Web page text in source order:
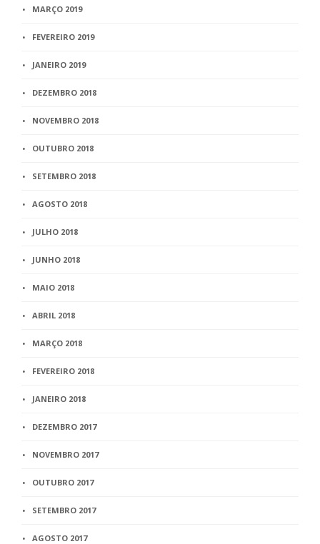
MARÇO 2019
FEVEREIRO 2019
JANEIRO 2019
DEZEMBRO 2018
NOVEMBRO 2018
OUTUBRO 2018
SETEMBRO 2018
AGOSTO 2018
JULHO 2018
JUNHO 2018
MAIO 2018
ABRIL 2018
MARÇO 2018
FEVEREIRO 2018
JANEIRO 2018
DEZEMBRO 2017
NOVEMBRO 2017
OUTUBRO 2017
SETEMBRO 2017
AGOSTO 2017